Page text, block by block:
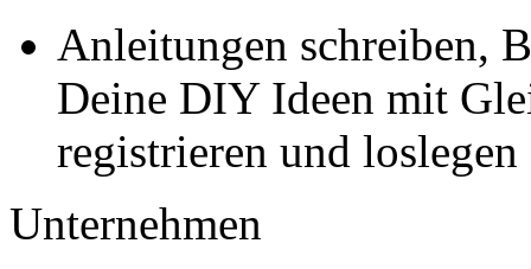
Anleitungen schreiben,
Deine DIY Ideen mit
registrieren und loslegen
Unternehmen